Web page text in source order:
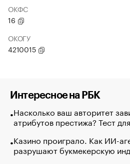
ОКФС
16
ОКОГУ
4210015
Интересное на РБК
Насколько ваш авторитет
атрибутов престижа? Тест
Казино проиграло. Как ИИ-
разрушают букмекерскую